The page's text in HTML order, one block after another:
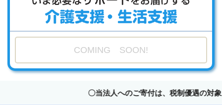
COMING SOON!
〇当法人へのご寄付は、税制優遇の対象と